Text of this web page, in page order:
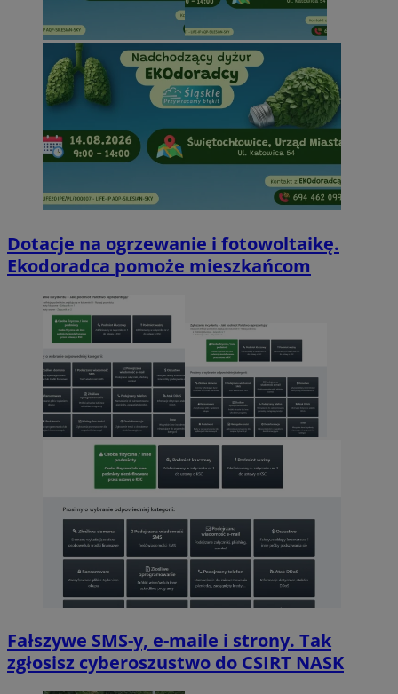
Dotacje na ogrzewanie i fotowoltaikę.
Ekodoradca pomoże mieszkańcom
Fałszywe SMS-y, e-maile i strony. Tak
zgłosisz cyberoszustwo do CSIRT NASK